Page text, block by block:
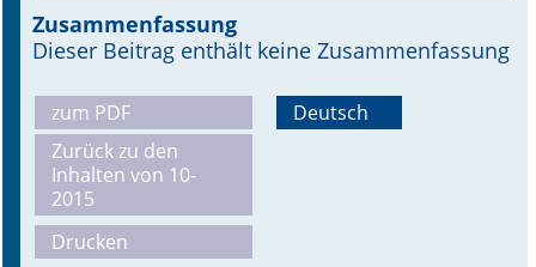
Supplements
Supplements OrphanAnesthesia
Online First
A&I English
Mediadaten
Zusammenfassung
Dieser Beitrag enthält keine Zusammenfassung
zum PDF
Zurück zu den
Inhalten von 10-
2015
Drucken
Deutsch